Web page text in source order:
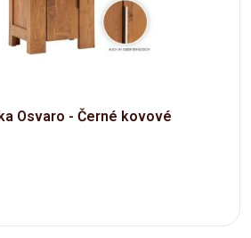
Osvaro - Černé kovové